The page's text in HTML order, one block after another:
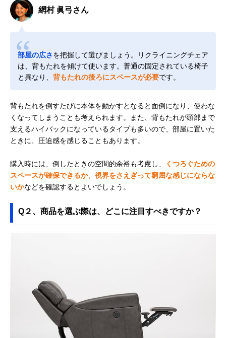
網村 眞弓さん
部屋の広さを把握して選びましょう。リクライニングチェア
は、背もたれを傾けて使います。普通の固定されている椅子
と異なり、 背もたれの後ろにスペースが必要です。
背もたれを倒すたびに本体を動かすとなると面倒になり、使わな
くなってしまうことも考えられます。また、背もたれが頭部まで
支えるハイバックになっているタイプも多いので、部屋に置いた
ときに、圧迫感を感じることもあります。
購入時には、倒したときの空間的余裕も考慮し、
くつろぐための
スペースが確保できるか、視界をさえぎって窮屈な感じにならな
いかなどを確認するとよいでしょう。
Q２、商品を選ぶ際は、どこに注目すべきですか？